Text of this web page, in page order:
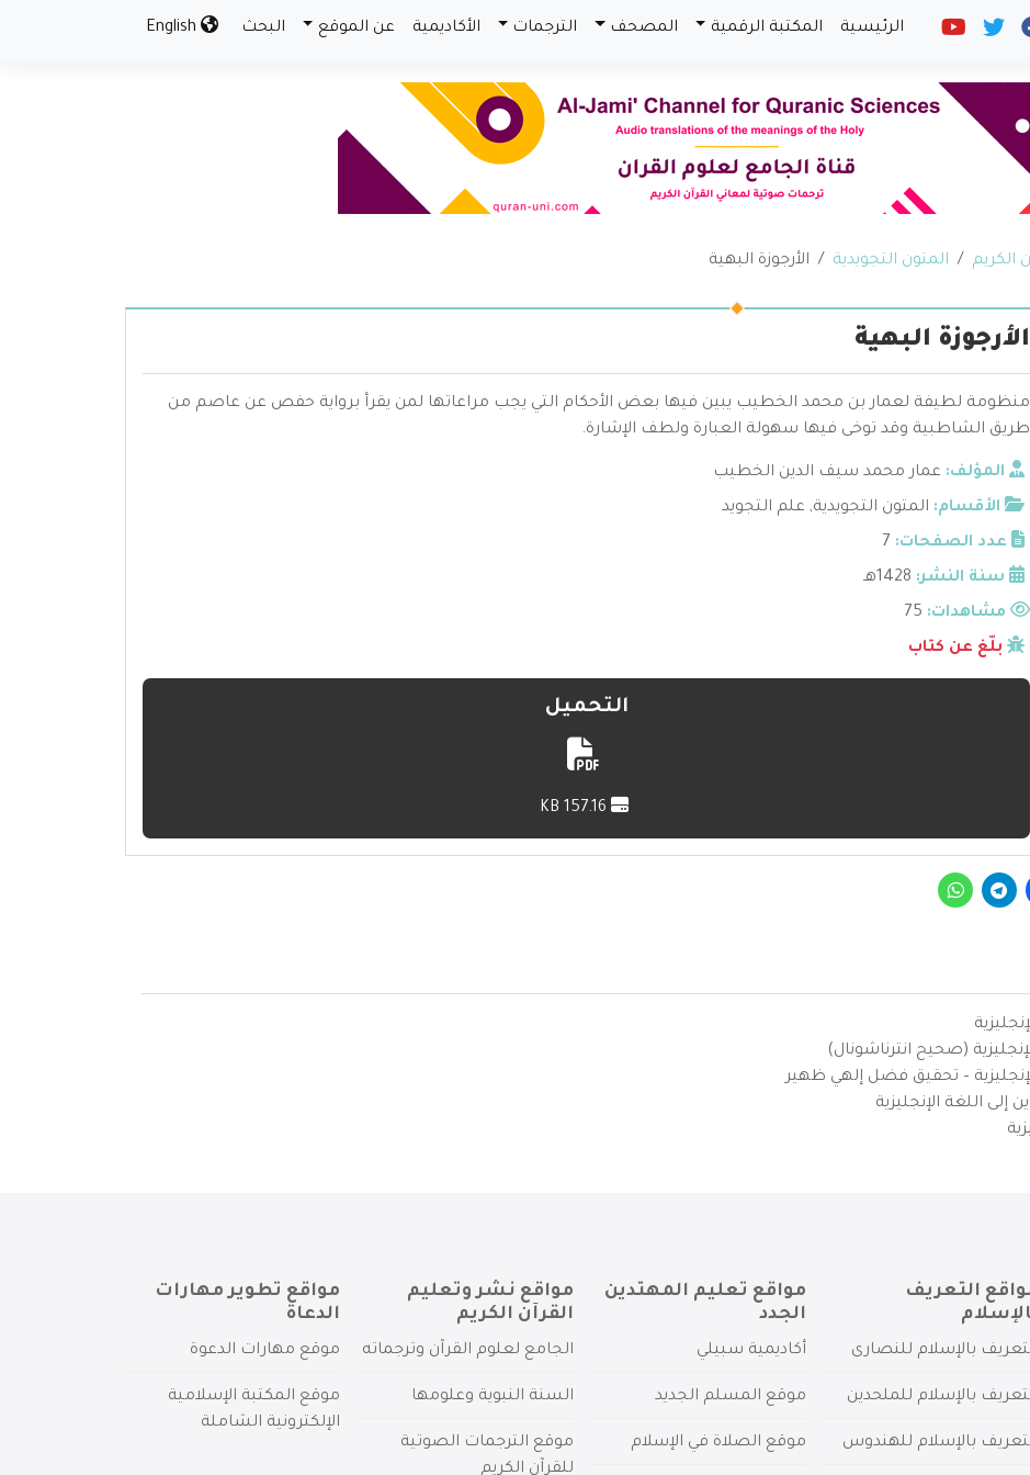
الرئيسية المكتبة الرقمية المصحف الترجمات الأكاديمية عن الموقع البحث
الكريم المتون التجويدية الأرجوزة البهية
الأرجوزة البهية
منظومة لطيفة لعمار بن محمد الخطيب يبين فيها بعض الأحكام التي يجب مراعاتها لمن يقرأ برواية حفص عن عاصم من
طريق الشاطبية وقد توخى فيها سهولة العبارة ولطف الإشارة.
المؤلف: عمار محمد سيف الدين الخطيب
الأقسام: المتون التجويدية, علم التجويد
عدد الصفحات: 7
سنة النشر: 1428هـ
مشاهدات:
بلّغ عن كتاب
التحميل
(صحيح انترناشونال)
– تحقيق فضل إلهي ظهير
اللغة الإنجليزية
التعريف
بالإسلام للنصارى
بالإسلام للملحدين
بالإسلام للهندوس
مواقع تعليم المهتدين
الجدد
أكاديمية سبيلي
موقع المسلم الجديد
موقع الصلاة في الإسلام
مواقع نشر وتعليم
القرآن الكريم
الجامع لعلوم القرآن وترجماته
السنة النبوية وعلومها
موقع الترجمات الصوتية
للقرآن الكريم
مواقع تطوير مهارات
الدعاة
موقع مهارات الدعوة
موقع المكتبة الإسلامية
الإلكترونية الشاملة